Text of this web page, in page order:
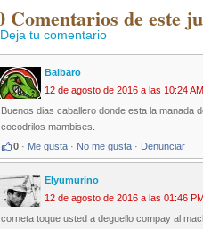
Comentarios de este
Deja tu comentario
Balbaro
12 de agosto de 2016 a las 10:24
Buenos dias caballero donde esta la manada
cocodrilos mambises.
0 · Me gusta · No me gusta · Denunciar
Elyumurino
12 de agosto de 2016 a las 01:46
corneta toque usted a deguello compay al